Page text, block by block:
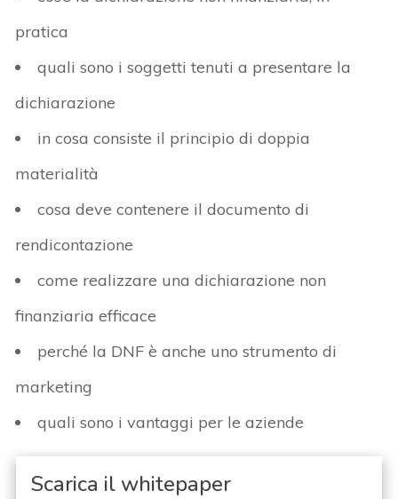
pratica
quali sono i soggetti tenuti a presentare la
dichiarazione
in cosa consiste il principio di doppia
materialità
cosa deve contenere il documento di
rendicontazione
come realizzare una dichiarazione non
finanziaria efficace
perché la DNF è anche uno strumento di
marketing
quali sono i vantaggi per le aziende
Scarica il whitepaper